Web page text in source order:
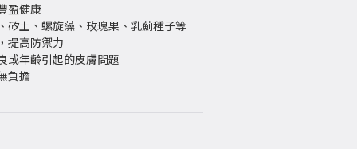
盈健康
矽土、螺旋藻、玫瑰果、乳薊種子等
提高防禦力
或年齡引起的皮膚問題
負擔